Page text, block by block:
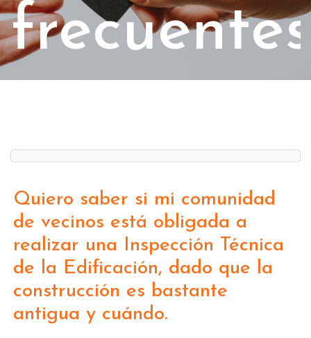
frecuentes
Quiero saber si mi comunidad
de vecinos está obligada a
realizar una Inspección Técnica
de la Edificación, dado que la
construcción es bastante
antigua y cuándo.